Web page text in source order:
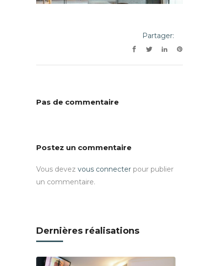
Partager:
Pas de commentaire
Postez un commentaire
Vous devez vous connecter pour publier
un commentaire.
Dernières réalisations